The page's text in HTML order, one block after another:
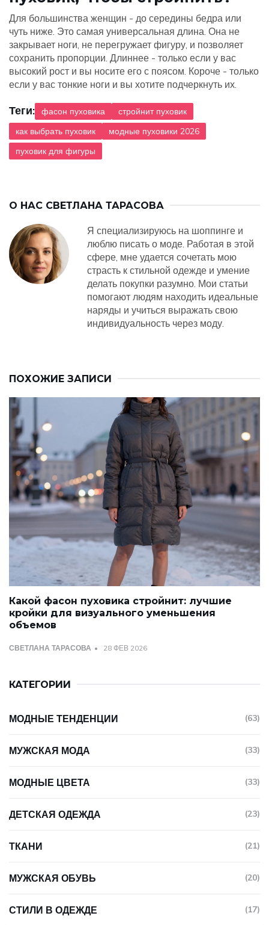
Для большинства женщин - до середины бедра или
чуть ниже. Это самая универсальная длина. Она не
закрывает ноги, не перегружает фигуру, и позволяет
сохранить пропорции. Длиннее - только если у вас
высокий рост и вы носите его с поясом. Короче - только
если у вас тонкие ноги и вы хотите подчеркнуть их.
Теги: фасон пуховика
стройнит пуховик
как выбрать пуховик
модные пуховики 2026
пуховик для фигуры
О НАС СВЕТЛАНА ТАРАСОВА
Я специализируюсь на шоппинге и
люблю писать о моде. Работая в этой
сфере, мне удается сочетать мою
страсть к стильной одежде и умение
делать покупки разумно. Мои статьи
помогают людям находить идеальные
наряды и учиться выражать свою
индивидуальность через моду.
ПОХОЖИЕ ЗАПИСИ
Какой фасон пуховика стройнит: лучшие
кройки для визуального уменьшения
объемов
СВЕТЛАНА ТАРАСОВА 28 ФЕВ 2026
КАТЕГОРИИ
МОДНЫЕ ТЕНДЕНЦИИ (63)
МУЖСКАЯ МОДА (33)
МОДНЫЕ ЦВЕТА (33)
ДЕТСКАЯ ОДЕЖДА (23)
ТКАНИ (21)
МУЖСКАЯ ОБУВЬ (20)
СТИЛИ В ОДЕЖДЕ (17)